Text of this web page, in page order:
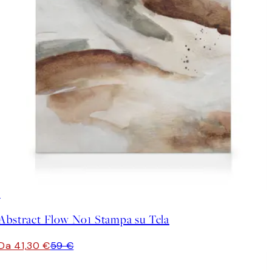
Flow No1 Stampa su Tela
41,30 €59 €